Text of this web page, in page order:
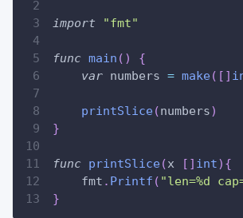
import "fmt"
func main ( )
{
var numbers = make( [ ]
printSlice(numbers)
}
func printSlice(x [ ] int) {
    fmt
. Printf ( "len=%d
}